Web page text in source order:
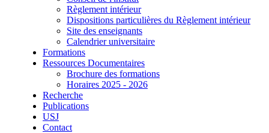
Règlement intérieur
Dispositions particulières du Règlement intérieur
Site des enseignants
Calendrier universitaire
Formations
Ressources Documentaires
Brochure des formations
Horaires 2025 - 2026
Recherche
Publications
USJ
Contact